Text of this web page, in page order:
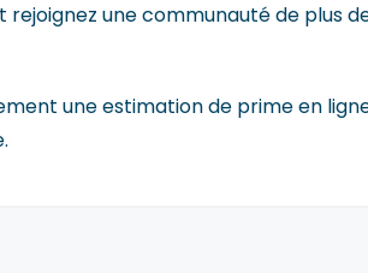
une communauté de plus
une estimation de prime en